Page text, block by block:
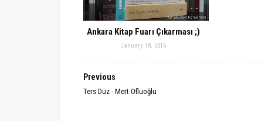
Ankara Kitap Fuarı Çıkarması ;)
January 18, 2016
Previous
Ters Düz - Mert Ofluoğlu